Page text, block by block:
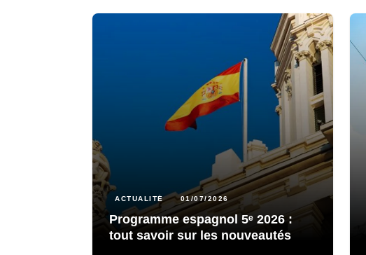
ACTUALITÉ 01/07/2026
Programme espagnol 5ᵉ 2026 :
tout savoir sur les nouveautés